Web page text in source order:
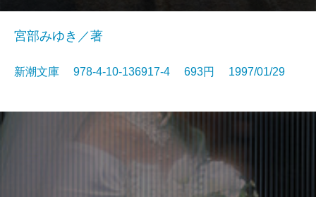
宮部みゆき／著
新潮文庫 978-4-10-136917-4 693円 1997/01/29